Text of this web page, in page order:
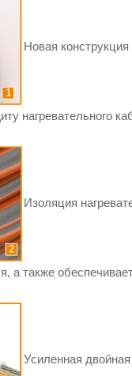
Новая
нагревательного
Изоляция
а также
Усиленная